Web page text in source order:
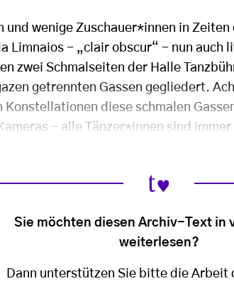
und wenige Zuschauer*innen in
Limnaios - „clair obscur“ - nun auch
zwei Schmalseiten der Halle
getrennten Gassen gegliedert.
diese schmalen
- alle Tänzer*innen sind
Sie möchten diesen Archiv-Text in
weiterlesen?
Dann unterstützen Sie bitte die Arbeit